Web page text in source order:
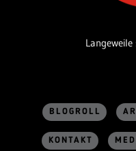
Langeweile
BLOGROLL
KONTAKT